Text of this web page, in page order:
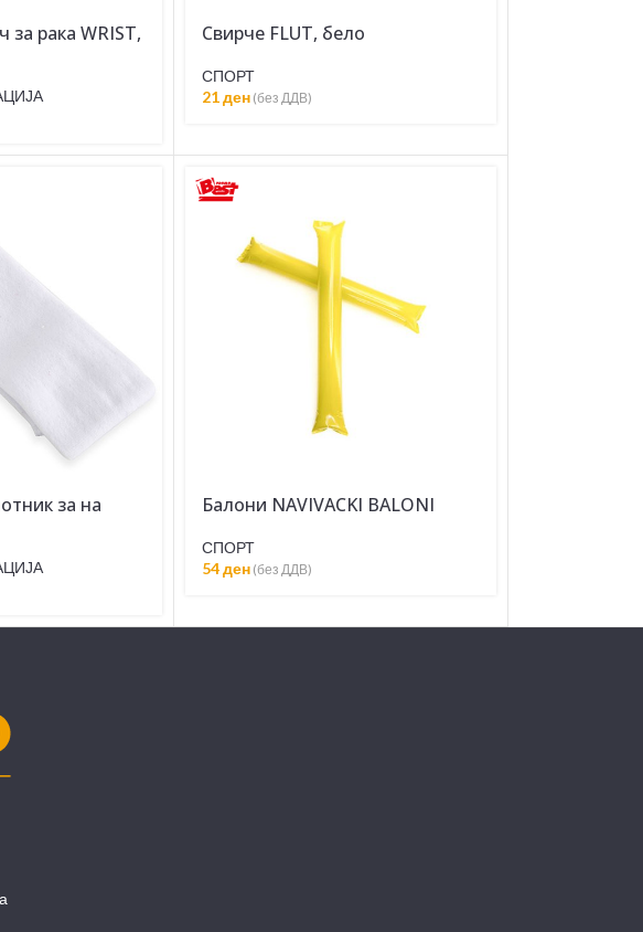
за рака WRIST,
Свирче FLUT, бело
СПОРТ
21ден (без ДДВ)
за на
Балони NAVIVACKI BALONI
СПОРТ
54ден (без ДДВ)